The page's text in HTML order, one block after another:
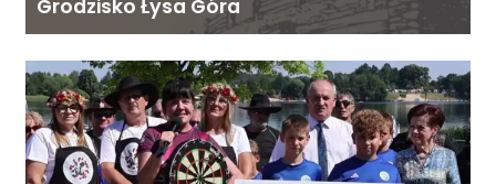
Grodzisko Łysa Góra